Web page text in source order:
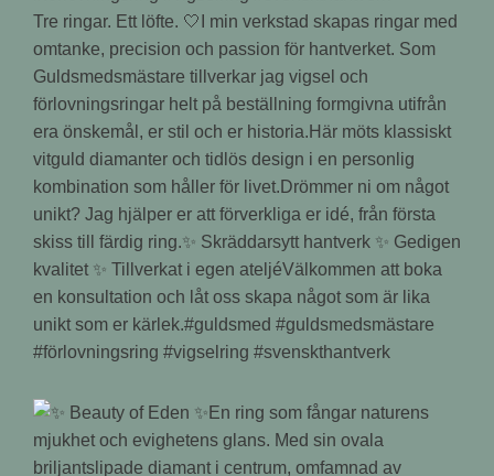
Tre ringar. Ett löfte. 🤍I min verkstad skapas ringar med
omtanke, precision och passion för hantverket. Som
Guldsmedsmästare tillverkar jag vigsel och
förlovningsringar helt på beställning formgivna utifrån
era önskemål, er stil och er historia.Här möts klassiskt
vitguld diamanter och tidlös design i en personlig
kombination som håller för livet.Drömmer ni om något
unikt? Jag hjälper er att förverkliga er idé, från första
skiss till färdig ring.✨ Skräddarsytt hantverk ✨ Gedigen
kvalitet ✨ Tillverkat i egen ateljéVälkommen att boka
en konsultation och låt oss skapa något som är lika
unikt som er kärlek.#guldsmed #guldsmedsmästare
#förlovningsring #vigselring #svenskthantverk